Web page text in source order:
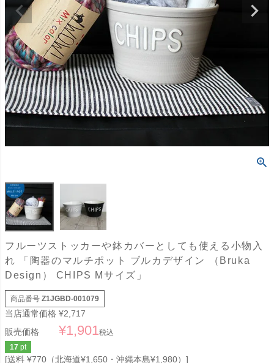
フルーツストッカーや鉢カバーとしても使える小物入
れ 「陶器のマルチポット ブルカデザイン （Bruka
Design） CHIPS Mサイズ」
商品番号 Z1JGBD-001079
当店通常価格 ¥2,717
販売価格
¥1,901税込
17 pt
送料 ¥770（北海道¥1,650・沖縄本島¥1,980）